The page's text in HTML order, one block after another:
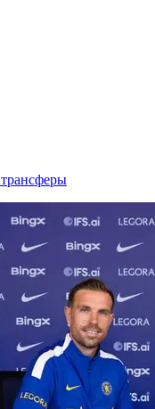
трансферы